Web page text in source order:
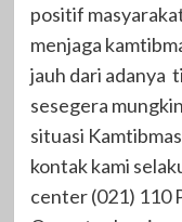
positif
menjaga
jauh dari adanya
sesegera
situasi
kontak kami
center (021) 110